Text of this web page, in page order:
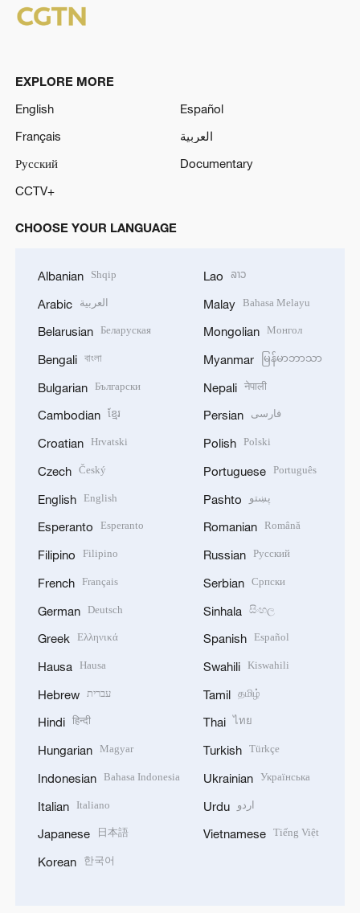
EXPLORE MORE
English
Español
Français
العربية
Русский
Documentary
CCTV+
CHOOSE YOUR LANGUAGE
Albanian Shqip
Arabic العربية
Belarusian Беларуская
Bengali বাংলা
Bulgarian Български
Cambodian ខ្មែរ
Croatian Hrvatski
Czech Český
English English
Esperanto Esperanto
Filipino Filipino
French Français
German Deutsch
Greek Ελληνικά
Hausa Hausa
Hebrew עברית
Hindi हिन्दी
Hungarian Magyar
Indonesian Bahasa Indonesia
Italian Italiano
Japanese 日本語
Korean 한국어
Lao ລາວ
Malay Bahasa Melayu
Mongolian Монгол
Myanmar မြန်မာဘာသာ
Nepali नेपाली
Persian فارسی
Polish Polski
Portuguese Português
Pashto پښتو
Romanian Română
Russian Русский
Serbian Српски
Sinhala සිංහල
Spanish Español
Swahili Kiswahili
Tamil தமிழ்
Thai ไทย
Turkish Türkçe
Ukrainian Українська
Urdu اردو
Vietnamese Tiếng Việt